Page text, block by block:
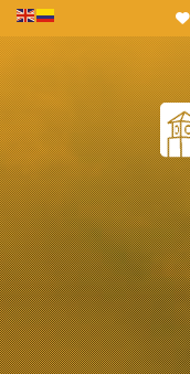
Estudiantes Profesores